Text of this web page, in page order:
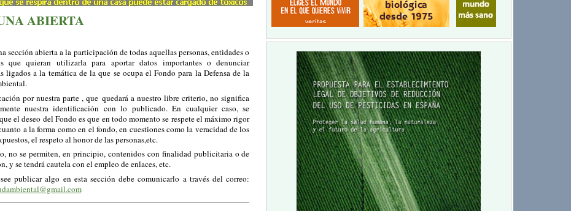
ABIERTA
sección abierta a la participación de todas aquellas personas, entidades o
que quieran utilizarla para aportar datos importantes o denunciar
ligados a la temática de la que se ocupa el Fondo para la Defensa de la
por nuestra parte , que quedará a nuestro libre criterio, no significa
nuestra identificación con lo publicado. En cualquier caso, se
el deseo del Fondo es que en todo momento se respete el máximo rigor
a la forma como en el fondo, en cuestiones como la veracidad de los
el respeto al honor de las personas,etc.
no se permiten, en principio, contenidos con finalidad publicitaria o de
y se tendrá cautela con el empleo de enlaces, etc.
publicar algo en esta sección debe comunicarlo a través del correo: